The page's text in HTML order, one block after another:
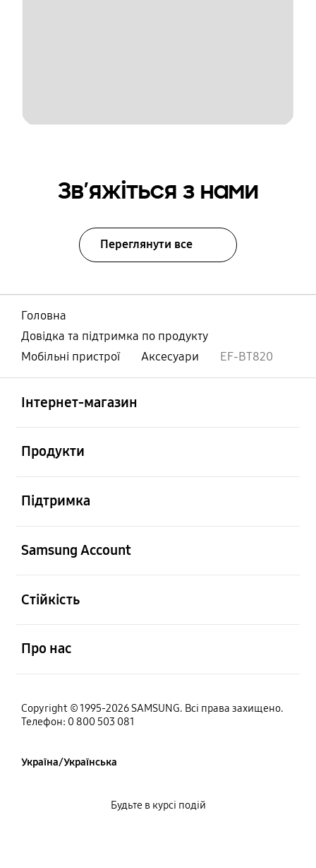
Зв’яжіться з нами
Переглянути все
Головна
Довідка та підтримка по продукту
Мобільні пристрої
Аксесуари EF-BT820
Інтернет-магазин
Продукти
Підтримка
Samsung Account
Стійкість
Про нас
Copyright © 1995-2026 SAMSUNG. Всі права захищено.
Телефон: 0 800 503 081
Україна/Українська
Будьте в курсі подій